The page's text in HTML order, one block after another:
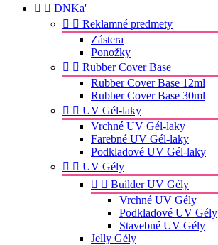
  DNKa'
  Reklamné predmety
Zástera
Ponožky
  Rubber Cover Base
Rubber Cover Base 12ml
Rubber Cover Base 30ml
  UV Gél-laky
Vrchné UV Gél-laky
Farebné UV Gél-laky
Podkladové UV Gél-laky
  UV Gély
  Builder UV Gély
Vrchné UV Gély
Podkladové UV Gély
Stavebné UV Gély
Jelly Gély